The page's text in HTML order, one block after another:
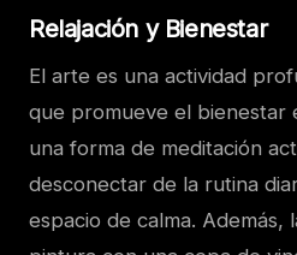
Relajación y Bienestar
El arte es una actividad
que promueve el bienestar
una forma de meditación
desconectar de la rutina
espacio de calma. Además,